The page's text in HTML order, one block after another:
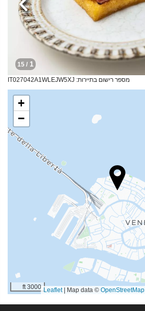
1
/ 15
הבא
מספר רישום בתיירות: IT027042A1WLEJW5XJ
+
−
3000 ft | Map data © OpenStreetMap